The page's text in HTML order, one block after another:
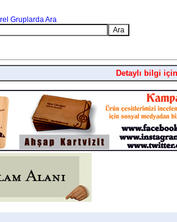
Gruplarda Ara
Detaylı bilgi